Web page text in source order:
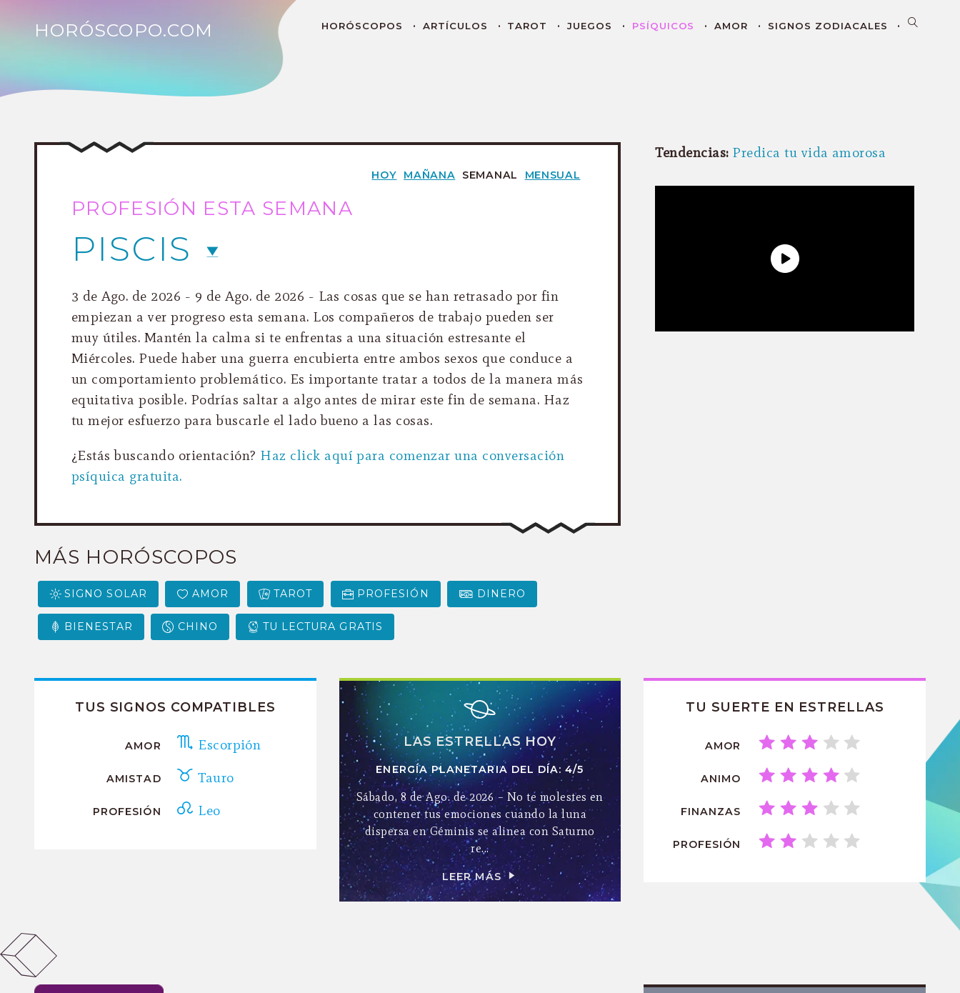
HORÓSCOPO.COM HORÓSCOPOS ARTÍCULOS TAROT JUEGOS PSÍQUICOS AMOR SIGNOS ZODIACALES
HOY MAÑANA SEMANAL MENSUAL
PROFESIÓN ESTA SEMANA
PISCIS
3 de Ago. de 2026 - 9 de Ago. de 2026 - Las cosas que se han retrasado por fin
empiezan a ver progreso esta semana. Los compañeros de trabajo pueden ser
muy útiles. Mantén la calma si te enfrentas a una situación estresante el
Miércoles. Puede haber una guerra encubierta entre ambos sexos que conduce a
un comportamiento problemático. Es importante tratar a todos de la manera más
equitativa posible. Podrías saltar a algo antes de mirar este fin de semana. Haz
tu mejor esfuerzo para buscarle el lado bueno a las cosas.
¿Estás buscando orientación? Haz click aquí para comenzar una conversación
psíquica gratuita.
MÁS HORÓSCOPOS
SIGNO SOLAR AMOR TAROT PROFESIÓN DINERO
BIENESTAR CHINO TU LECTURA GRATIS
Tendencias: Predica tu vida amorosa
TUS SIGNOS COMPATIBLES
AMOR Escorpión
AMISTAD Tauro
PROFESIÓN Leo
LAS ESTRELLAS HOY
ENERGÍA PLANETARIA DEL DÍA: 4/5
Sábado, 8 de Ago. de 2026 – No te molestes en
contener tus emociones cuando la luna
dispersa en Géminis se alinea con Saturno
re...
LEER MÁS
TU SUERTE EN ESTRELLAS
AMOR
ANIMO
FINANZAS
PROFESIÓN